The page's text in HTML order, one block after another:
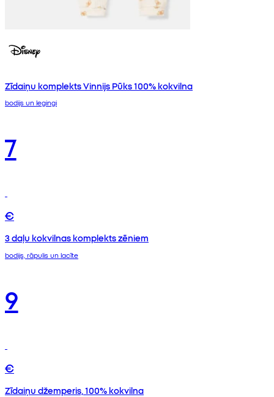
Zīdaiņu komplekts Vinnijs Pūks 100% kokvilna
bodijs un legingi
7
€
3 daļu kokvilnas komplekts zēniem
bodijs, rāpulis un lacīte
9
€
Zīdaiņu džemperis, 100% kokvilna